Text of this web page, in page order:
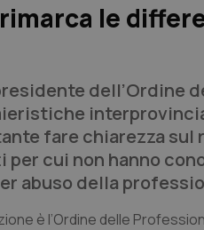
le
dell’Ordine
fare chiarezza sul
cui non hanno
abuso della
è l’Ordine delle